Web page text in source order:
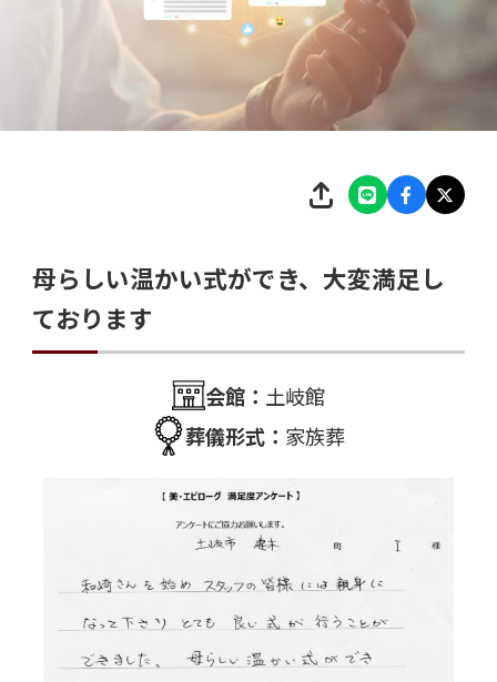
母らしい温かい式ができ、大変満足し
ております
会館： 土岐館
葬儀形式： 家族葬